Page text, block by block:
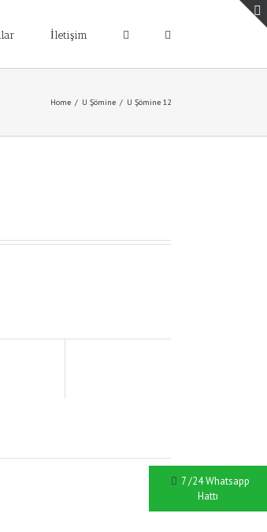
İletişim
Home / U Şömine / U Şömine 12
7 /24 Whatsapp
Hattı